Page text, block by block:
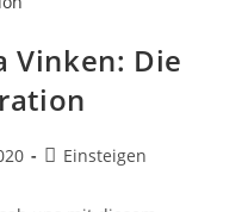
Vinken: Die
Einsteigen